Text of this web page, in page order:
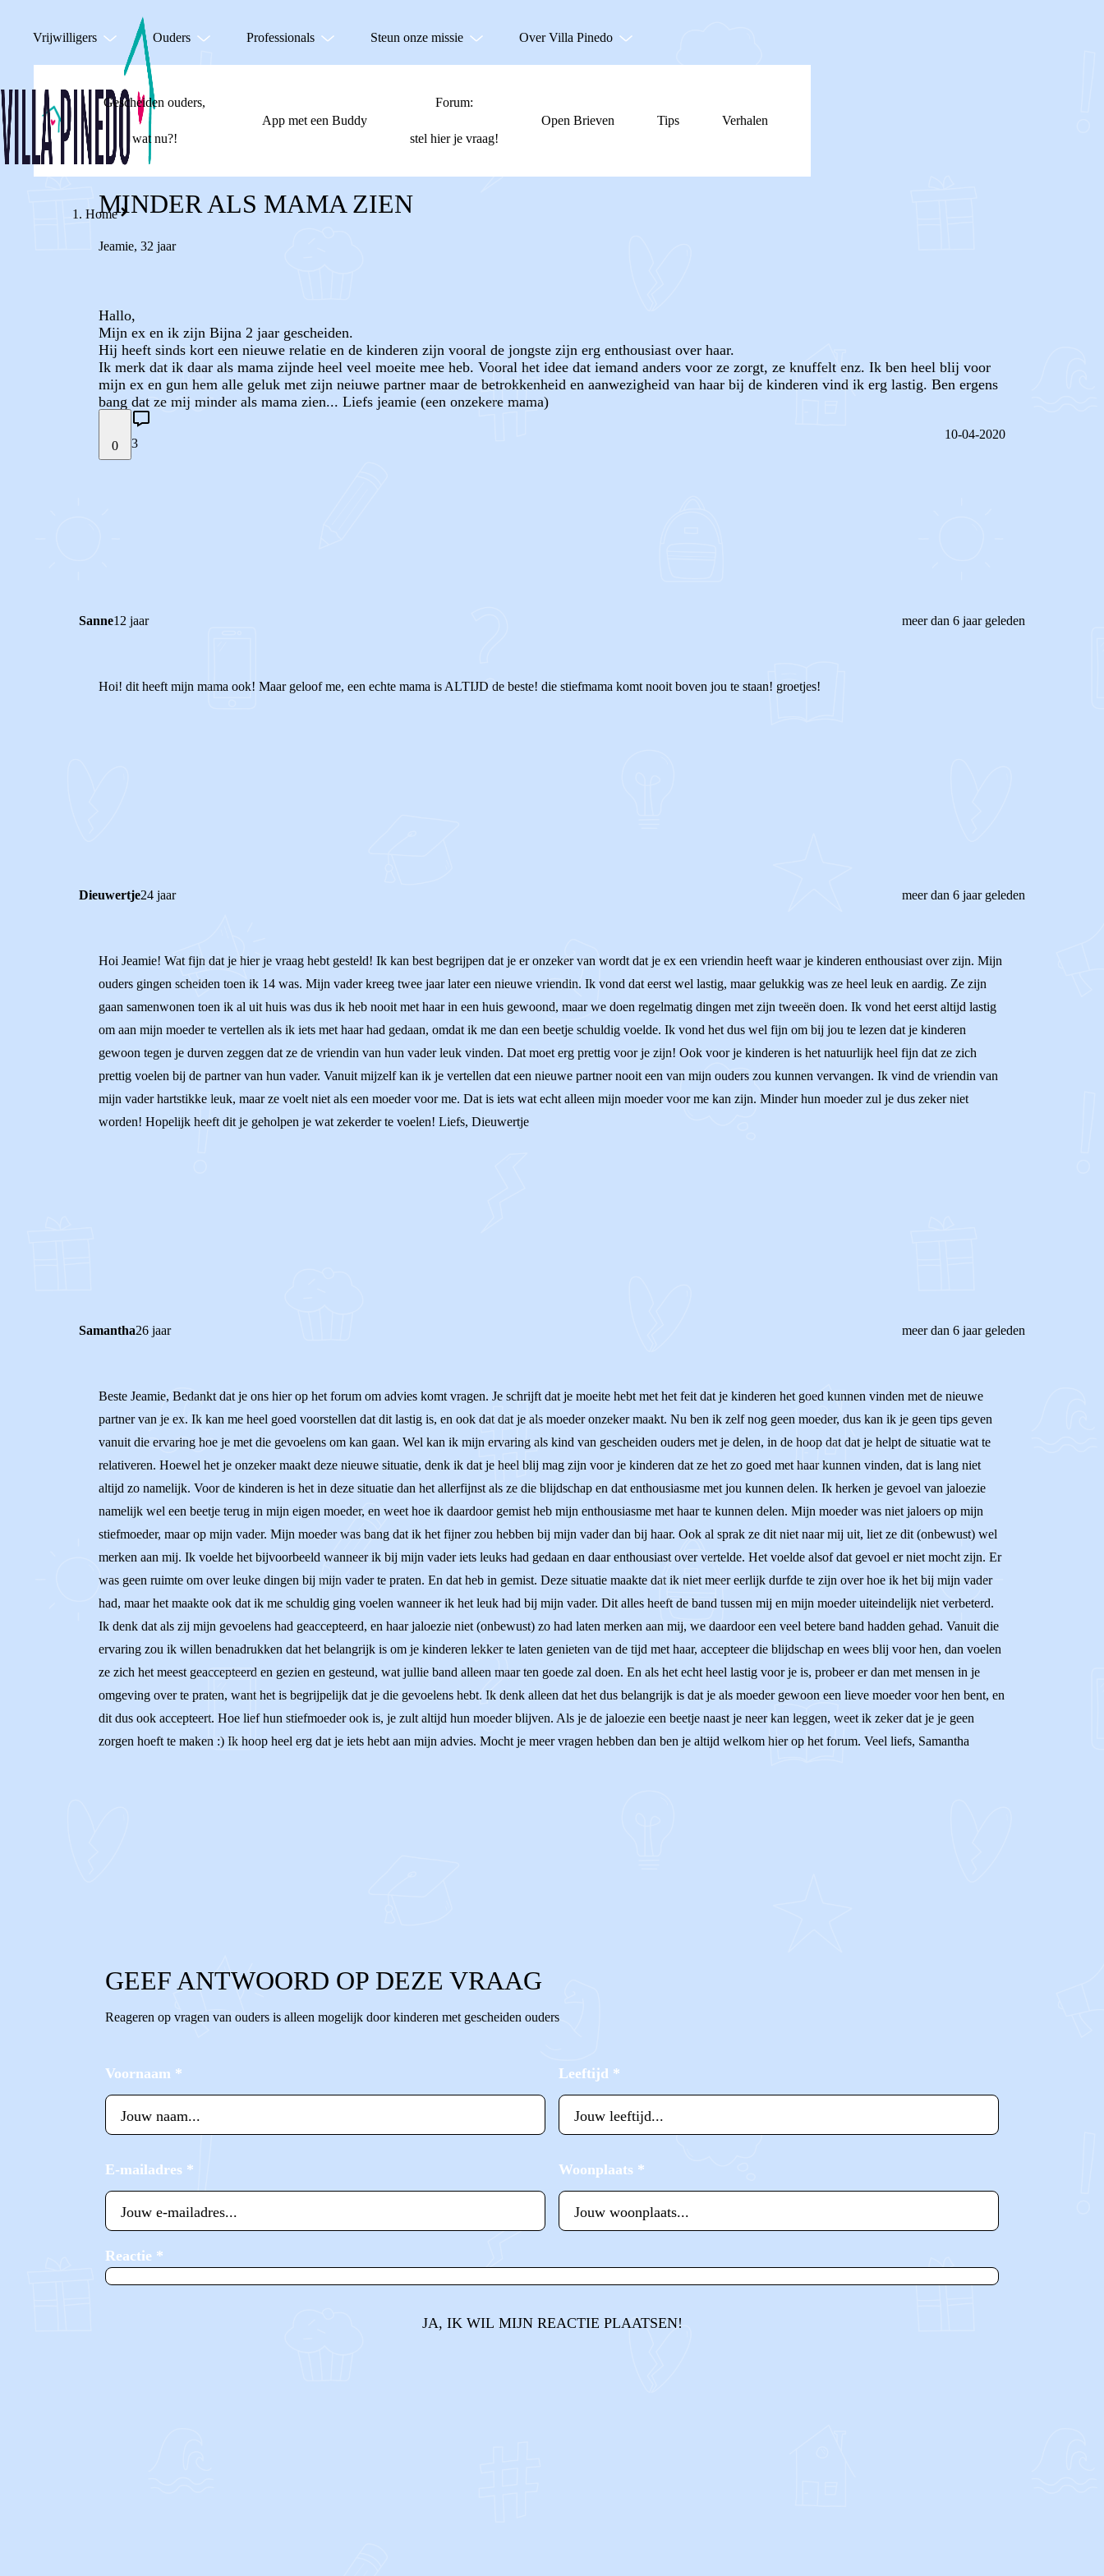
Vrijwilligers Ouders Professionals Steun onze missie Over Villa Pinedo
Gescheiden ouders,
wat nu?!
App met een Buddy
Forum:
stel hier je vraag!
Open Brieven Tips Verhalen
Home
MINDER ALS MAMA ZIEN
Jeamie, 32 jaar
Hallo,
Mijn ex en ik zijn Bijna 2 jaar gescheiden.
Hij heeft sinds kort een nieuwe relatie en de kinderen zijn vooral de jongste zijn erg enthousiast over haar.
Ik merk dat ik daar als mama zijnde heel veel moeite mee heb. Vooral het idee dat iemand anders voor ze zorgt, ze knuffelt enz. Ik ben heel blij voor
mijn ex en gun hem alle geluk met zijn neiuwe partner maar de betrokkenheid en aanwezigheid van haar bij de kinderen vind ik erg lastig. Ben ergens
bang dat ze mij minder als mama zien... Liefs jeamie (een onzekere mama)
0 3
10-04-2020
Sanne12 jaar meer dan 6 jaar geleden
Hoi! dit heeft mijn mama ook! Maar geloof me, een echte mama is ALTIJD de beste! die stiefmama komt nooit boven jou te staan! groetjes!
Dieuwertje24 jaar meer dan 6 jaar geleden
Hoi Jeamie! Wat fijn dat je hier je vraag hebt gesteld! Ik kan best begrijpen dat je er onzeker van wordt dat je ex een vriendin heeft waar je kinderen enthousiast over zijn. Mijn
ouders gingen scheiden toen ik 14 was. Mijn vader kreeg twee jaar later een nieuwe vriendin. Ik vond dat eerst wel lastig, maar gelukkig was ze heel leuk en aardig. Ze zijn
gaan samenwonen toen ik al uit huis was dus ik heb nooit met haar in een huis gewoond, maar we doen regelmatig dingen met zijn tweeën doen. Ik vond het eerst altijd lastig
om aan mijn moeder te vertellen als ik iets met haar had gedaan, omdat ik me dan een beetje schuldig voelde. Ik vond het dus wel fijn om bij jou te lezen dat je kinderen
gewoon tegen je durven zeggen dat ze de vriendin van hun vader leuk vinden. Dat moet erg prettig voor je zijn! Ook voor je kinderen is het natuurlijk heel fijn dat ze zich
prettig voelen bij de partner van hun vader. Vanuit mijzelf kan ik je vertellen dat een nieuwe partner nooit een van mijn ouders zou kunnen vervangen. Ik vind de vriendin van
mijn vader hartstikke leuk, maar ze voelt niet als een moeder voor me. Dat is iets wat echt alleen mijn moeder voor me kan zijn. Minder hun moeder zul je dus zeker niet
worden! Hopelijk heeft dit je geholpen je wat zekerder te voelen! Liefs, Dieuwertje
Samantha26 jaar meer dan 6 jaar geleden
Beste Jeamie, Bedankt dat je ons hier op het forum om advies komt vragen. Je schrijft dat je moeite hebt met het feit dat je kinderen het goed kunnen vinden met de nieuwe
partner van je ex. Ik kan me heel goed voorstellen dat dit lastig is, en ook dat dat je als moeder onzeker maakt. Nu ben ik zelf nog geen moeder, dus kan ik je geen tips geven
vanuit die ervaring hoe je met die gevoelens om kan gaan. Wel kan ik mijn ervaring als kind van gescheiden ouders met je delen, in de hoop dat dat je helpt de situatie wat te
relativeren. Hoewel het je onzeker maakt deze nieuwe situatie, denk ik dat je heel blij mag zijn voor je kinderen dat ze het zo goed met haar kunnen vinden, dat is lang niet
altijd zo namelijk. Voor de kinderen is het in deze situatie dan het allerfijnst als ze die blijdschap en dat enthousiasme met jou kunnen delen. Ik herken je gevoel van jaloezie
namelijk wel een beetje terug in mijn eigen moeder, en weet hoe ik daardoor gemist heb mijn enthousiasme met haar te kunnen delen. Mijn moeder was niet jaloers op mijn
stiefmoeder, maar op mijn vader. Mijn moeder was bang dat ik het fijner zou hebben bij mijn vader dan bij haar. Ook al sprak ze dit niet naar mij uit, liet ze dit (onbewust) wel
merken aan mij. Ik voelde het bijvoorbeeld wanneer ik bij mijn vader iets leuks had gedaan en daar enthousiast over vertelde. Het voelde alsof dat gevoel er niet mocht zijn. Er
was geen ruimte om over leuke dingen bij mijn vader te praten. En dat heb in gemist. Deze situatie maakte dat ik niet meer eerlijk durfde te zijn over hoe ik het bij mijn vader
had, maar het maakte ook dat ik me schuldig ging voelen wanneer ik het leuk had bij mijn vader. Dit alles heeft de band tussen mij en mijn moeder uiteindelijk niet verbeterd.
Ik denk dat als zij mijn gevoelens had geaccepteerd, en haar jaloezie niet (onbewust) zo had laten merken aan mij, we daardoor een veel betere band hadden gehad. Vanuit die
ervaring zou ik willen benadrukken dat het belangrijk is om je kinderen lekker te laten genieten van de tijd met haar, accepteer die blijdschap en wees blij voor hen, dan voelen
ze zich het meest geaccepteerd en gezien en gesteund, wat jullie band alleen maar ten goede zal doen. En als het echt heel lastig voor je is, probeer er dan met mensen in je
omgeving over te praten, want het is begrijpelijk dat je die gevoelens hebt. Ik denk alleen dat het dus belangrijk is dat je als moeder gewoon een lieve moeder voor hen bent, en
dit dus ook accepteert. Hoe lief hun stiefmoeder ook is, je zult altijd hun moeder blijven. Als je de jaloezie een beetje naast je neer kan leggen, weet ik zeker dat je je geen
zorgen hoeft te maken :) Ik hoop heel erg dat je iets hebt aan mijn advies. Mocht je meer vragen hebben dan ben je altijd welkom hier op het forum. Veel liefs, Samantha
GEEF ANTWOORD OP DEZE VRAAG
Reageren op vragen van ouders is alleen mogelijk door kinderen met gescheiden ouders
Voornaam * Leeftijd *
E-mailadres * Woonplaats *
Reactie *
JA, IK WIL MIJN REACTIE PLAATSEN!